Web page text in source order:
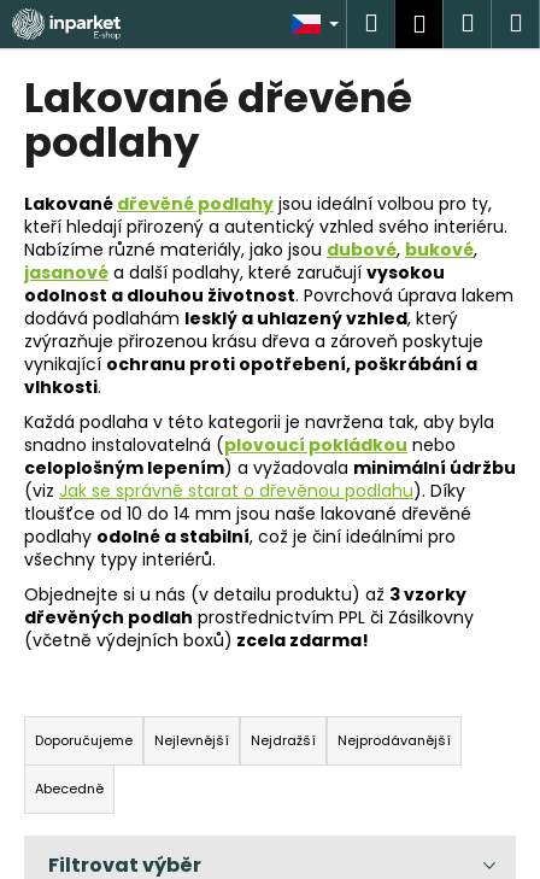
Přejít
na
obsah
Hledat
Lakované dřevěné
podlahy
Lakované dřevěné podlahy jsou ideální volbou pro ty,
kteří hledají přirozený a autentický vzhled svého interiéru.
Nabízíme různé materiály, jako jsou dubové, bukové,
jasanové a další podlahy, které zaručují vysokou
odolnost a dlouhou životnost. Povrchová úprava lakem
dodává podlahám lesklý a uhlazený vzhled, který
zvýrazňuje přirozenou krásu dřeva a zároveň poskytuje
vynikající ochranu proti opotřebení, poškrábání a
vlhkosti.
Každá podlaha v této kategorii je navržena tak, aby byla
snadno instalovatelná (plovoucí pokládkou nebo
celoplošným lepením) a vyžadovala minimální údržbu
(viz Jak se správně starat o dřevěnou podlahu). Díky
tloušťce od 10 do 14 mm jsou naše lakované dřevěné
podlahy odolné a stabilní, což je činí ideálními pro
všechny typy interiérů.
Objednejte si u nás (v detailu produktu) až 3 vzorky
dřevěných podlah prostřednictvím PPL či Zásilkovny
(včetně výdejních boxů) zcela zdarma!
Ř
a
z
e
n
Doporučujeme Nejlevnější Nejdražší Nejprodávanější
Abecedně
K
o
C
o
p
o
t
ř
e
b
u
j
e
t
e
n
a
j
í